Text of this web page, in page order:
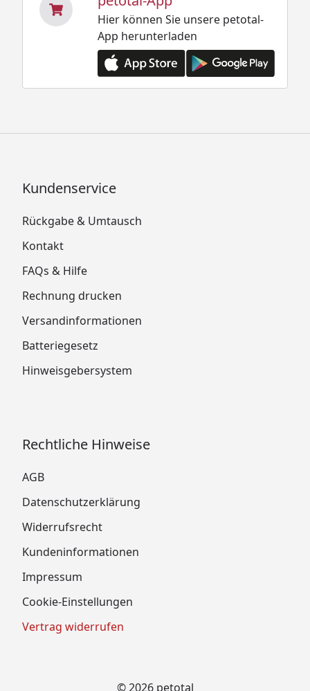
Hier können Sie unsere petotal-
App herunterladen
Kundenservice
Rückgabe & Umtausch
Kontakt
FAQs & Hilfe
Rechnung drucken
Versandinformationen
Batteriegesetz
Hinweisgebersystem
Rechtliche Hinweise
AGB
Datenschutzerklärung
Widerrufsrecht
Kundeninformationen
Impressum
Cookie-Einstellungen
Vertrag widerrufen
© 2026 petotal